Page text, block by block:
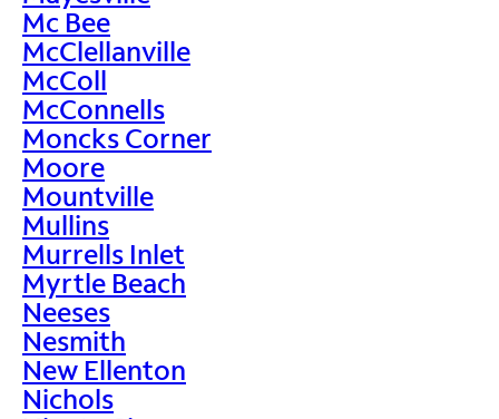
Mc Bee
McClellanville
McColl
McConnells
Moncks Corner
Moore
Mountville
Mullins
Murrells Inlet
Myrtle Beach
Neeses
Nesmith
New Ellenton
Nichols